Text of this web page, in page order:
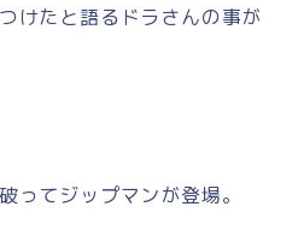
けたと語るドラさんの事が
ってジップマンが登場。